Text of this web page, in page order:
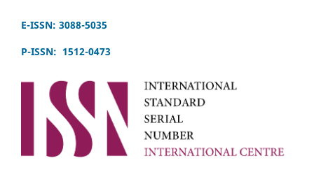
E-ISSN: 3088-5035
P-ISSN: 1512-0473